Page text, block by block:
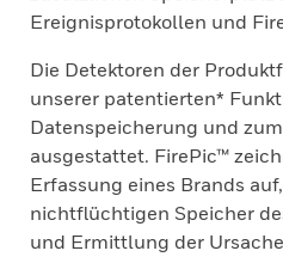
Ereignisprotokollen und
Die Detektoren der
unserer patentierten*
Datenspeicherung und
ausgestattet. FirePic™
Erfassung eines Brands
nichtflüchtigen Speicher
und Ermittlung der